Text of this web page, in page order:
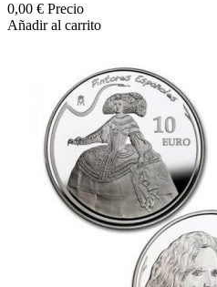
0,00 € Precio
Añadir al carrito